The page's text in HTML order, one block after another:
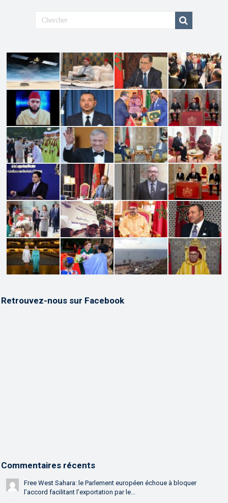
Retrouvez-nous sur Facebook
Commentaires récents
Free West Sahara: le Parlement européen échoue à bloquer
l’accord facilitant l’exportation par le...